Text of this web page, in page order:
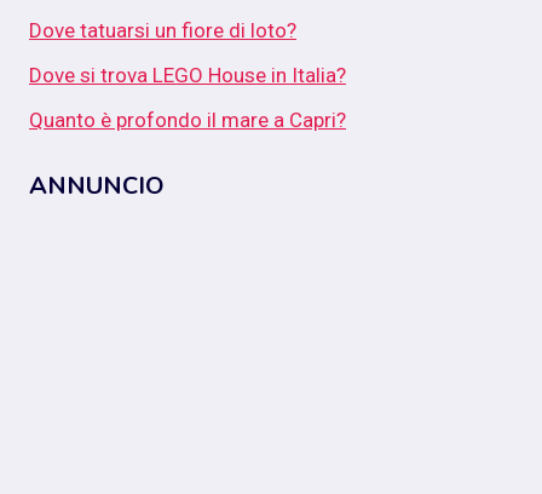
Dove tatuarsi un fiore di loto?
Dove si trova LEGO House in Italia?
Quanto è profondo il mare a Capri?
ANNUNCIO